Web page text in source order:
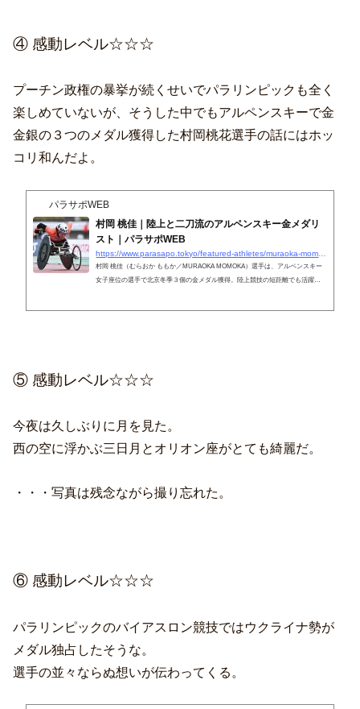
④ 感動レベル☆☆☆
プーチン政権の暴挙が続くせいでパラリンピックも全く
楽しめていないが、そうした中でもアルペンスキーで金
金銀の３つのメダル獲得した村岡桃花選手の話にはホッ
コリ和んだよ。
パラサポWEB
村岡 桃佳｜陸上と二刀流のアルペンスキー金メダリ
スト｜パラサポWEB
https://www.parasapo.tokyo/featured-athletes/muraoka-momoka
村岡 桃佳（むらおか ももか／MURAOKA MOMOKA）選手は、アルペンスキー
女子座位の選手で北京冬季３個の金メダル獲得。陸上競技の短距離でも活躍し
⑤ 感動レベル☆☆☆
今夜は久しぶりに月を見た。
西の空に浮かぶ三日月とオリオン座がとても綺麗だ。
・・・写真は残念ながら撮り忘れた。
⑥ 感動レベル☆☆☆
パラリンピックのバイアスロン競技ではウクライナ勢が
メダル独占したそうな。
選手の並々ならぬ想いが伝わってくる。